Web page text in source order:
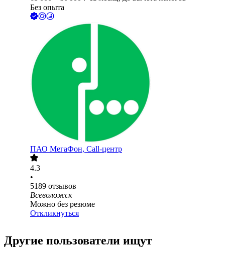
Без опыта
ПАО МегаФон, Call-центр
4.3
•
5189 отзывов
Всеволожск
Можно без резюме
Откликнуться
Другие пользователи ищут